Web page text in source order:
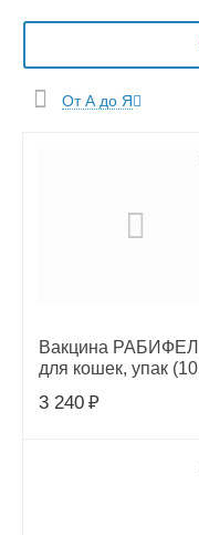
От А до Я
Вакцина РАБИФЕЛ
для кошек, упак (10
3 240 ₽